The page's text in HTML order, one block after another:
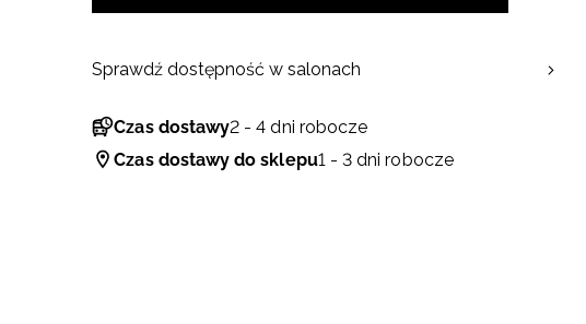
Czas dostawy2 - 4 dni robocze
Czas dostawy do sklepu1 - 3 dni robocze
Sprawdź dostępność w salonach